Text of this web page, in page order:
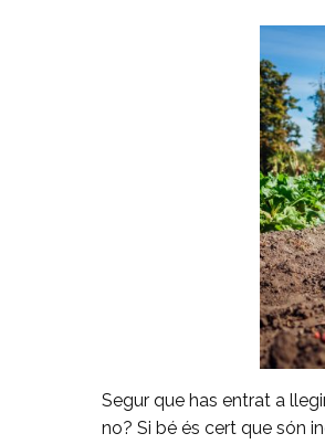
Segur que has entrat a
no? Si bé és cert que són